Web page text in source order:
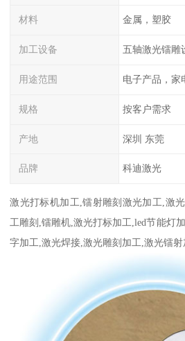
材料 金属，塑胶
加工设备 五轴激光镭雕
用途范围 电子产品，家
规格 按客户需求
产地 深圳 东莞
品牌 科迪激光
激光打标机加工,镭射雕刻激光加工,激
工雕刻,镭雕机,激光打标加工,led节能灯
字加工,激光焊接,激光雕刻加工,激光镭